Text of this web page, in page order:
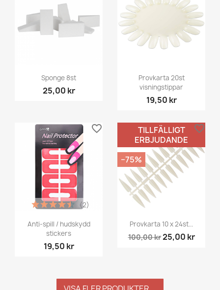
Sponge 8st
25,00 kr
Provkarta 20st
visningstippar
19,50 kr
Anti-spill / hudskydd
stickers
19,50 kr
(2)
favorite_border
Provkarta 10 x 24st...
100,00 kr25,00 kr
TILLFÄLLIGT
ERBJUDANDE
−75%
favorite_border